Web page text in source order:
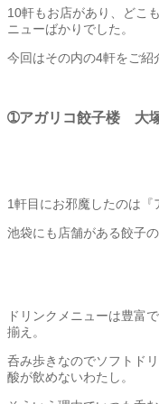
10軒もお店があり、どこ
ニューばかりでした。
今回はその内の4軒をご紹
➀アガリコ餃子楼 大
1軒目にお邪魔したのは『
池袋にも店舗がある餃子
ドリンクメニューは豊富
揃え。
呑み歩きなのでソフトド
酸が飲めないわたし。